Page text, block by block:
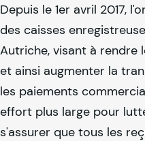
Depuis le 1er avril 2017,
des caisses
Autriche, visant à rendre
et ainsi augmenter la
les paiements
effort plus large pour
s'assurer que tous les